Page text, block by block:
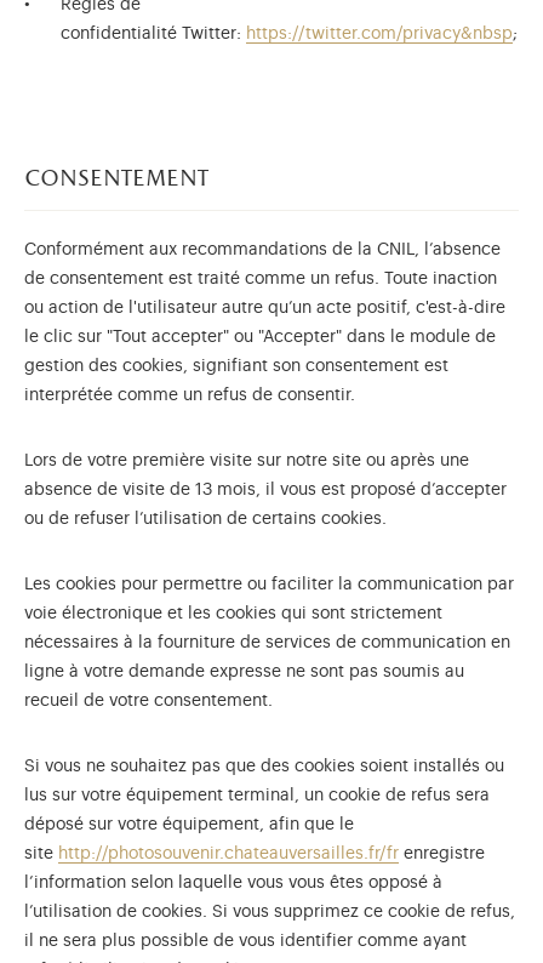
Règles de
confidentialité Twitter: https://twitter.com/privacy&nbsp;
consentement
Conformément aux recommandations de la CNIL, l’absence
de consentement est traité comme un refus. Toute inaction
ou action de l'utilisateur autre qu’un acte positif, c'est-à-dire
le clic sur "Tout accepter" ou "Accepter" dans le module de
gestion des cookies, signifiant son consentement est
interprétée comme un refus de consentir.
Lors de votre première visite sur notre site ou après une
absence de visite de 13 mois, il vous est proposé d’accepter
ou de refuser l’utilisation de certains cookies.
Les cookies pour permettre ou faciliter la communication par
voie électronique et les cookies qui sont strictement
nécessaires à la fourniture de services de communication en
ligne à votre demande expresse ne sont pas soumis au
recueil de votre consentement.
Si vous ne souhaitez pas que des cookies soient installés ou
lus sur votre équipement terminal, un cookie de refus sera
déposé sur votre équipement, afin que le
site http://photosouvenir.chateauversailles.fr/fr enregistre
l’information selon laquelle vous vous êtes opposé à
l’utilisation de cookies. Si vous supprimez ce cookie de refus,
il ne sera plus possible de vous identifier comme ayant